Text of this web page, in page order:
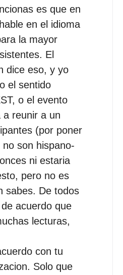
es que en
en el idioma
la mayor
El
dice eso, y yo
el sentido
o el evento
a reunir a un
(por poner
son hispano-
ni estaria
pero no es
sabes. De todos
acuerdo que
lecturas,
con tu
Solo que